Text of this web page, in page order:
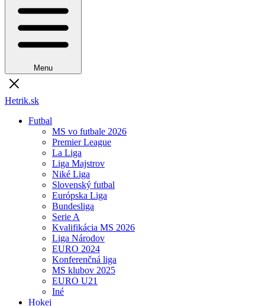
Menu
Hetrik.sk
Futbal
MS vo futbale 2026
Premier League
La Liga
Liga Majstrov
Niké Liga
Slovenský futbal
Európska Liga
Bundesliga
Serie A
Kvalifikácia MS 2026
Liga Národov
EURO 2024
Konferenčná liga
MS klubov 2025
EURO U21
Iné
Hokej